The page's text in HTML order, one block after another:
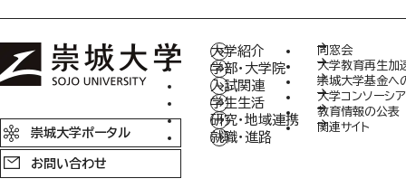
崇城大学ポータル
お問い合わせ
大学紹介
学部・大学院
入試関連
学生生活
研究・地域連携
就職・進路
同窓会
大学教育再生加
崇城大学基金へ
大学コンソーシ
教育情報の公表
関連サイト